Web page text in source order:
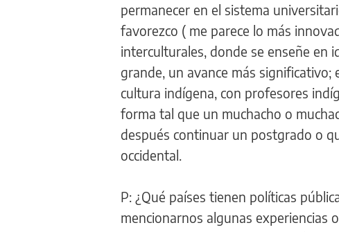
permanecer en el sistema
favorezco ( me parece lo más
interculturales, donde se enseñe en
grande, un avance más
cultura indígena, con profesores
forma tal que un muchacho o
después continuar un postgrado o
occidental.
P: ¿Qué países tienen políticas
mencionarnos algunas experiencias